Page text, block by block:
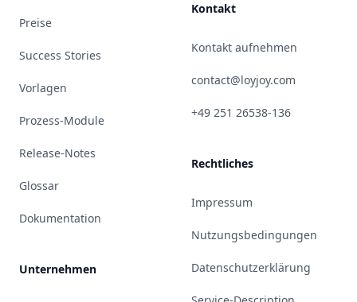
Preise
Success Stories
Vorlagen
Prozess-Module
Release-Notes
Glossar
Dokumentation
Unternehmen
Kontakt
Kontakt aufnehmen
contact@loyjoy.com
+49 251 26538-136
Rechtliches
Impressum
Nutzungsbedingungen
Datenschutzerklärung